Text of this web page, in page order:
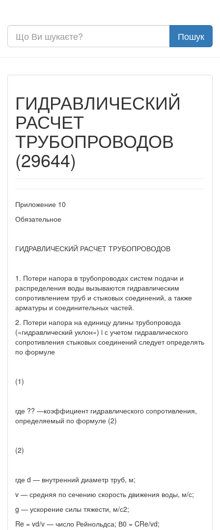
ГИДРАВЛИЧЕСКИЙ
РАСЧЕТ
ТРУБОПРОВОДОВ
(29644)
Приложение 10
Обязательное
ГИДРАВЛИЧЕСКИЙ РАСЧЕТ ТРУБОПРОВОДОВ
1. Потери напора в трубопроводах систем подачи и
распределения воды вызываются гидравлическим
сопротивлением труб и стыковых соединений, а также
арматуры и соединительных частей.
2. Потери напора на единицу длины трубопровода
(«гидравлический уклон») i с учетом гидравлического
сопротивления стыковых соединений следует определять
по формуле
(1)
где ?? —коэффициент гидравлического сопротивления,
определяемый по формуле (2)
(2)
где d — внутренний диаметр труб, м;
v — средняя по сечению скорость движения воды, м/с;
g — ускорение силы тяжести, м/с2;
Re = vd/v — число Рейнольдса; В0 = CRe/vd;